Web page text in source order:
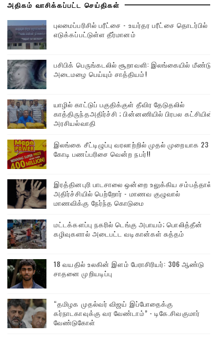
அதிகம் வாசிக்கப்பட்ட செய்திகள்
புலமைப்பரிசில் பரீட்சை - உயர்தர பரீட்சை தொடர்பில்
எடுக்கப்பட்டுள்ள தீர்மானம்
பசிபிக் பெருங்கடலில் சூறாவளி: இலங்கையில் மீண்டும்
அடைமழை பெய்யும் சாத்தியம்!
யாழில் காட்டுப் பகுதிக்குள் தீவிர தேடுதலில்
காத்திருந்தஅதிர்ச்சி ; பின்னணியில் பிரபல கட்சியின்
அரசியல்வாதி
இலங்கை சீட்டிழுப்பு வரலாற்றில் முதல் முறையாக 23
கோடி பணப்பரிசை வென்ற நபர்!!
இரத்தினபுரி பாடசாலை ஒன்றை உலுக்கிய சம்பத்தால்
அதிர்ச்சியில் பெற்றோர் - மாணவ குழுவால்
மாணவிக்கு நேர்ந்த கொடுமை
மட்டக்களப்பு நகரில் டெங்கு அபாயம்; பொலித்தீன்
கழிவுகளால் அடைபட்ட வடிகான்கள் சுத்தம்
18 வயதில் உலகின் இளம் பேராசிரியர்: 306 ஆண்டு
சாதனை முறியடிப்பு
“தமிழக முதல்வர் விஜய் இப்போதைக்கு
கர்நாடகாவுக்கு வர வேண்டாம்” - டிகே.சிவகுமார்
வேண்டுகோள்